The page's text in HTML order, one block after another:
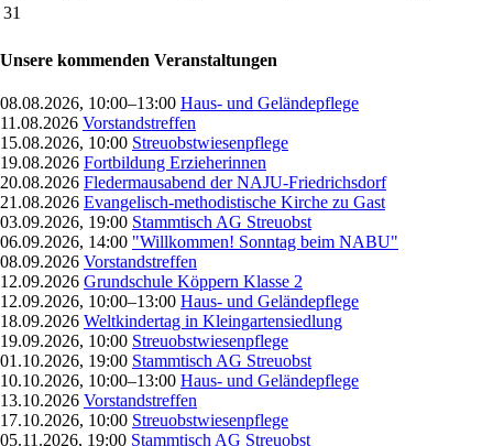
31
Unsere kommenden Veranstaltungen
08.08.2026, 10:00–13:00 Haus- und Geländepflege
11.08.2026 Vorstandstreffen
15.08.2026, 10:00 Streuobstwiesenpflege
19.08.2026 Fortbildung Erzieherinnen
20.08.2026 Fledermausabend der NAJU-Friedrichsdorf
21.08.2026 Evangelisch-methodistische Kirche zu Gast
03.09.2026, 19:00 Stammtisch AG Streuobst
06.09.2026, 14:00 "Willkommen! Sonntag beim NABU"
08.09.2026 Vorstandstreffen
12.09.2026 Grundschule Köppern Klasse 2
12.09.2026, 10:00–13:00 Haus- und Geländepflege
18.09.2026 Weltkindertag in Kleingartensiedlung
19.09.2026, 10:00 Streuobstwiesenpflege
01.10.2026, 19:00 Stammtisch AG Streuobst
10.10.2026, 10:00–13:00 Haus- und Geländepflege
13.10.2026 Vorstandstreffen
17.10.2026, 10:00 Streuobstwiesenpflege
05.11.2026, 19:00 Stammtisch AG Streuobst